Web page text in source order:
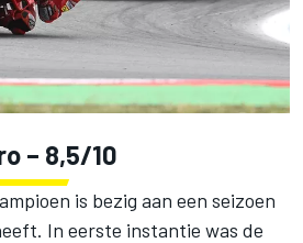
– 8,5/10
is bezig aan een seizoen
In eerste instantie was de